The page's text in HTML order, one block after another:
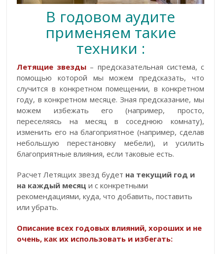
В годовом аудите
применяем такие
техники :
Летящие звезды – предсказательная система, с
помощью которой мы можем предсказать, что
случится в конкретном помещении, в конкретном
году, в конкретном месяце. Зная предсказание, мы
можем избежать его (например, просто,
переселяясь на месяц в соседнюю комнату),
изменить его на благоприятное (например, сделав
небольшую перестановку мебели), и усилить
благоприятные влияния, если таковые есть.
Расчет Летящих звезд будет на текущий год и
на каждый месяц и с конкретными
рекомендациями, куда, что добавить, поставить
или убрать.
Описание всех годовых влияний, хороших и не
очень, как их использовать и избегать: